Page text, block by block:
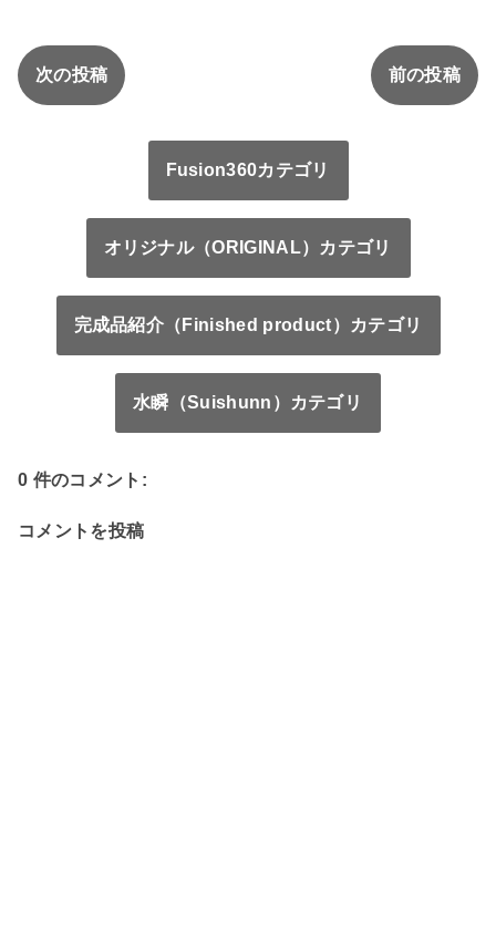
次の投稿 前の投稿
Fusion360カテゴリ
オリジナル（ORIGINAL）カテゴリ
完成品紹介（Finished product）カテゴリ
水瞬（Suishunn）カテゴリ
0 件のコメント:
コメントを投稿